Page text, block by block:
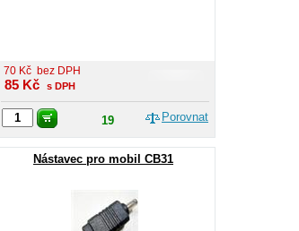
70 Kč bez DPH
85 Kč s DPH
Porovnat
19
Nástavec pro mobil CB31